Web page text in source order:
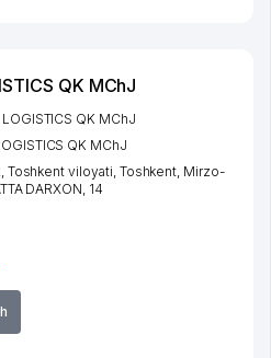
QK MChJ
LOGISTICS QK MChJ
QK MChJ
Toshkent viloyati, Toshkent, Mirzo-
DARXON, 14